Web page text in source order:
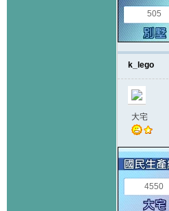
505
k_lego
大宅
4550